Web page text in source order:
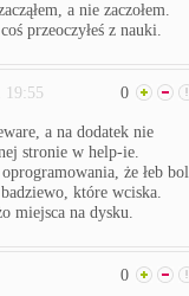
a nie zaczołem.
przeoczyłeś z nauki.
19:55 0
a na dodatek nie
stronie w help-ie.
że łeb
które wciska.
miejsca na dysku.
0